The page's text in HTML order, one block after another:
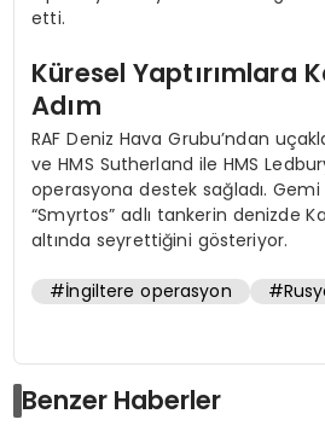
etti.
Küresel Yaptırımlara
Adım
RAF Deniz Hava Grubu’ndan
ve HMS Sutherland ile HMS
operasyona destek sağladı.
“Smyrtos” adlı tankerin denizde
altında seyrettiğini gösteriyor.
#İngiltere operasyon
Benzer Haberler